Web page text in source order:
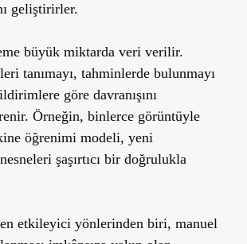
geliştirirler.
büyük miktarda veri verilir.
tanımayı, tahminlerde bulunmayı
göre davranışını
Örneğin, binlerce görüntüyle
öğrenimi modeli, yeni
şaşırtıcı bir doğrulukla
en etkileyici yönlerinden biri, manuel